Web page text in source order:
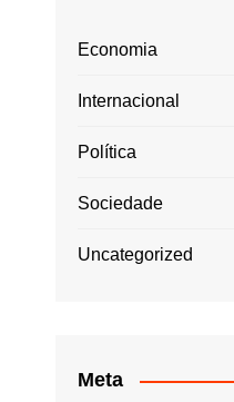
Economia
Internacional
Política
Sociedade
Uncategorized
Meta